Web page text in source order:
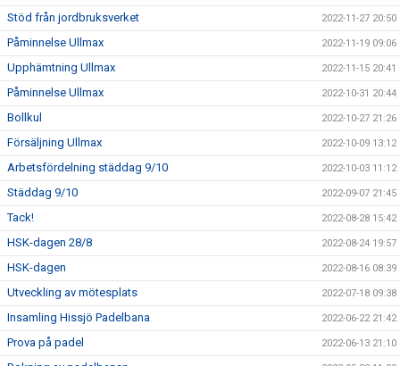
Stöd från jordbruksverket 2022-11-27 20:50
Påminnelse Ullmax 2022-11-19 09:06
Upphämtning Ullmax 2022-11-15 20:41
Påminnelse Ullmax 2022-10-31 20:44
Bollkul 2022-10-27 21:26
Försäljning Ullmax 2022-10-09 13:12
Arbetsfördelning städdag 9/10 2022-10-03 11:12
Städdag 9/10 2022-09-07 21:45
Tack! 2022-08-28 15:42
HSK-dagen 28/8 2022-08-24 19:57
HSK-dagen 2022-08-16 08:39
Utveckling av mötesplats 2022-07-18 09:38
Insamling Hissjö Padelbana 2022-06-22 21:42
Prova på padel 2022-06-13 21:10